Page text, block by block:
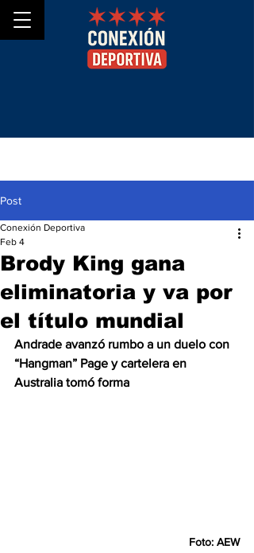
Post
Brody King gana
eliminatoria y va por
el título mundial
Conexión Deportiva
Feb 4
Andrade avanzó rumbo a un duelo con
“Hangman” Page y cartelera en
Australia tomó forma
Foto: AEW